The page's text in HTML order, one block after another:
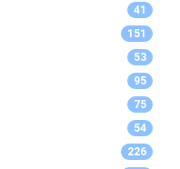
41
151
53
95
75
54
226